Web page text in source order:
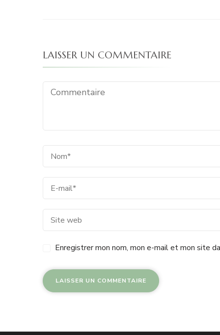
LAISSER UN COMMENTAIRE
Enregistrer mon nom, mon e-mail et mon site